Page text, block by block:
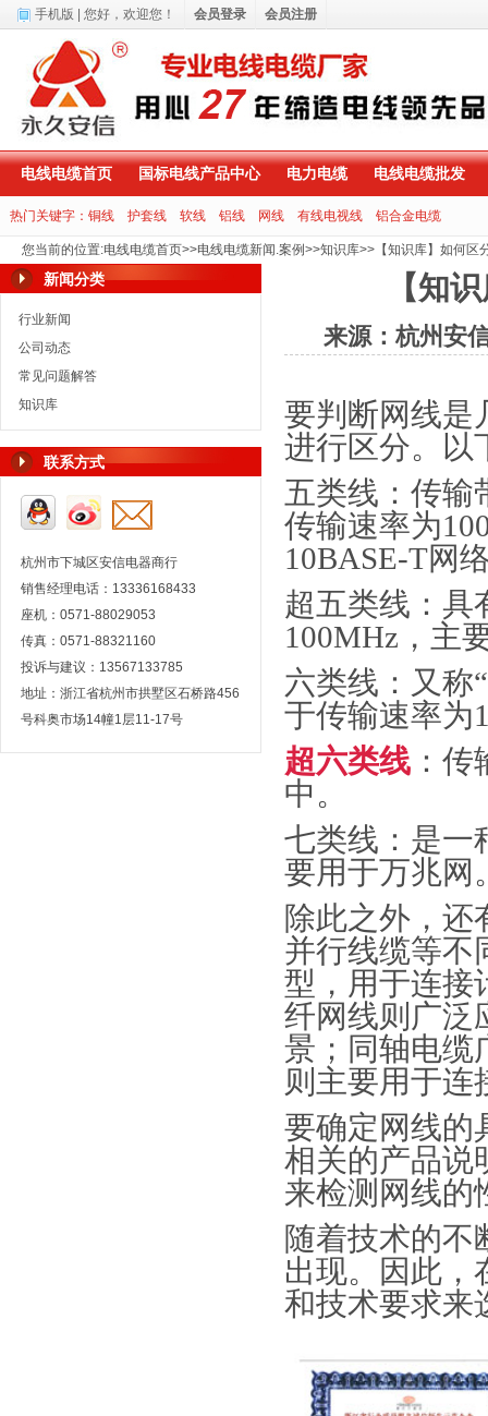
电线电缆首页 国标电线产品中心 电力电缆 电线电缆批发
热门关键字： 铜线 护套线 软线 铝线 网线 有线电视线 铝合金电缆
您当前的位置:电线电缆首页>>电线电缆新闻.案例>>知识库>> 【知识库】如何区
新闻分类
行业新闻
公司动态
常见问题解答
知识库
联系方式
杭州市下城区安信电器商行
销售经理电话：13336168433
座机：0571-88029053
传真：0571-88321160
投诉与建议：13567133785
地址：浙江省杭州市拱墅区石桥路456
号科奥市场14幢1层11-17号
【知
来源：杭州安
要判断网线是
进行区分。以
五类线：传输
传输速率为
10BASE-T网
超五类线：具
100MHz ，主
六类线：又称
于传输速率为
超六类线 ：
中。
七类线：是一
要用于万兆网
除此之外，还
并行线缆等不
型，用于连接
纤网线则广泛
景；同轴电缆
则主要用于连
要确定网线的
相关的产品说
来检测网线的
随着技术的不
出现。因此，
和技术要求来
手机版 | 您好， 欢迎您！ 会员登录 会员注册